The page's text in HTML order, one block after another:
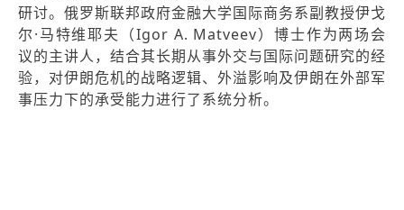
研讨。俄罗斯联邦政府金融大学国际商务系副教授伊戈
尔·马特维耶夫（Igor A. Matveev）博士作为两场会
议的主讲人，结合其长期从事外交与国际问题研究的经
验，对伊朗危机的战略逻辑、外溢影响及伊朗在外部军
事压力下的承受能力进行了系统分析。